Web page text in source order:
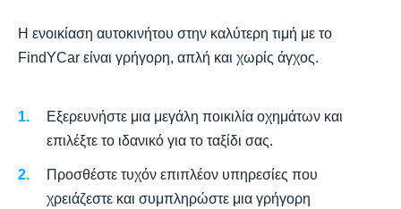
Η ενοικίαση αυτοκινήτου στην καλύτερη τιμή με το
FindYCar είναι γρήγορη, απλή και χωρίς άγχος.
Εξερευνήστε μια μεγάλη ποικιλία οχημάτων και
επιλέξτε το ιδανικό για το ταξίδι σας.
Προσθέστε τυχόν επιπλέον υπηρεσίες που
χρειάζεστε και συμπληρώστε μια γρήγορη